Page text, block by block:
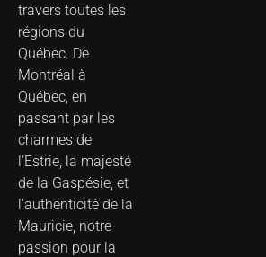
travers toutes les
régions du
Québec. De
Montréal à
Québec, en
passant par les
charmes de
l’Estrie, la majesté
de la Gaspésie, et
l’authenticité de la
Mauricie, notre
passion pour la